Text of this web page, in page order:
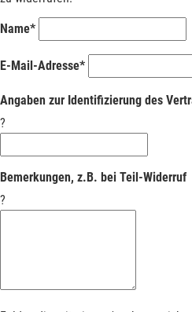
Name*
E-Mail-Adresse*
Angaben zur Identifizierung des
?
Bemerkungen, z.B. bei Teil-Widerruf
?